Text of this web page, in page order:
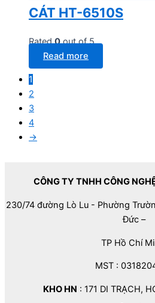
CÁT HT-6510S
Rated0out of 5
Read more
1
2
3
4
→
CÔNG TY TNHH CÔNG
230/74 đường Lò Lu - Phường
Đức –
TP Hồ Chí
MST :
KHO HN : 171 DI TRẠCH,